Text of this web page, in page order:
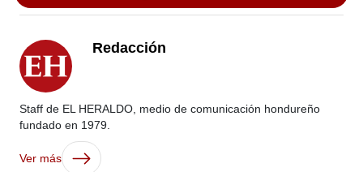
Redacción
Staff de EL HERALDO, medio de comunicación hondureño
fundado en 1979.
Ver más